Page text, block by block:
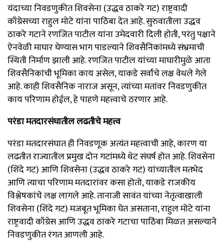
यंदाच्या निवडणुकीत शिवसेना (उद्धव ठाकरे गट) राष्ट्रवादी
काँग्रेसच्या राहुल मोटे यांना पाठिंबा देत आहे. सुरुवातीला उद्धव
ठाकरे गटाने रणजित पाटील यांना उमेदवारी दिली होती, परंतु पक्षाने
ऐनवेळी माघार घेण्यास भाग पाडल्याने शिवसैनिकांमध्ये संभ्रमाची
स्थिती निर्माण झाली आहे. रणजित पाटील यांच्या माघारीमुळे आता
शिवसैनिकांची भूमिका काय असेल, याकडे सर्वांचे लक्ष वेधले गेले
आहे. काही शिवसैनिक नाराज असून, त्यांच्या मतांवर निवडणुकीत
काय परिणाम होईल, हे पाहणे महत्त्वाचे ठरणार आहे.
परंडा मतदारसंघातील लढतीचे महत्त्व
परंडा मतदारसंघात ही निवडणूक अत्यंत महत्त्वाची आहे, कारण या
लढतीत राज्यातील प्रमुख दोन गटांमध्ये थेट संघर्ष होत आहे. शिवसेना
(शिंदे गट) आणि शिवसेना (उद्धव ठाकरे गट) यांच्यातील मतभेद
आणि त्याचा परिणाम मतदारांवर कसा होतो, याकडे राजकीय
विश्लेषकांचे लक्ष लागले आहे. तानाजी सावंत यांच्या नेतृत्वाखाली
शिवसेना (शिंदे गट) मजबूत भूमिका घेत असताना, राहुल मोटे यांना
राष्ट्रवादी काँग्रेस आणि उद्धव ठाकरे गटाचा पाठिंबा मिळत असल्याने
निवडणुकीत रंगत आणली आहे.